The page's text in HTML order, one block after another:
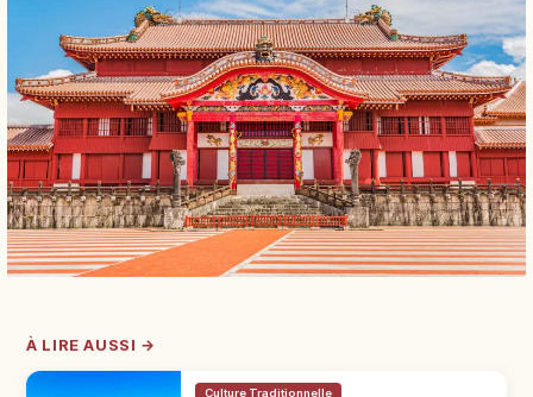
À LIRE AUSSI →
Culture Traditionnelle